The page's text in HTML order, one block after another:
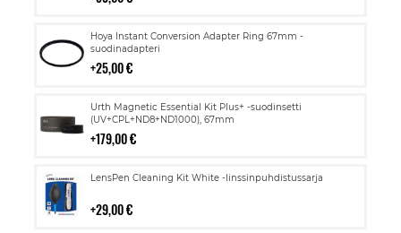
Hoya Instant Conversion Adapter Ring 67mm -
suodinadapteri
25,00 €
Lisää
ostoskoriin
Urth Magnetic Essential Kit Plus+ -suodinsetti
(UV+CPL+ND8+ND1000), 67mm
179,00 €
Lisää
ostoskoriin
LensPen Cleaning Kit White -linssinpuhdistussarja
29,00 €
Lisää